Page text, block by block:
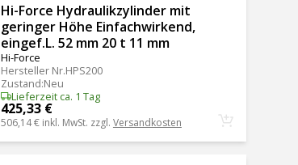
Hi-Force Hydraulikzylinder mit
geringer Höhe Einfachwirkend,
eingef.L. 52 mm 20 t 11 mm
Hi-Force
Hersteller Nr.HPS200
Zustand:Neu
Lieferzeit ca. 1 Tag
425,33 €
506,14 € inkl. MwSt. zzgl. Versandkosten